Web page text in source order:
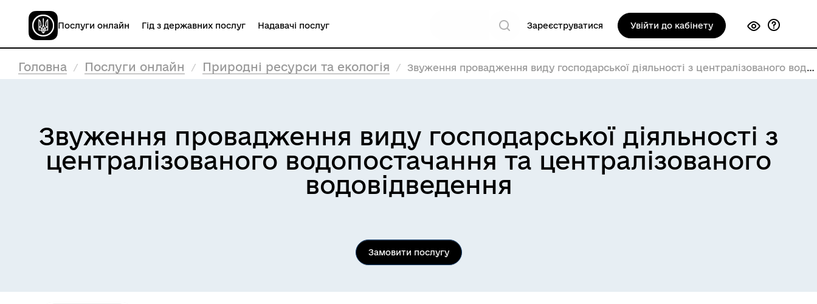
Послуги онлайн Гід з державних послуг Надавачі послуг Зареєструватися Увійти до кабінету
Головна Послуги онлайн Природні ресурси та екологія Звуження провадження виду господарської діяльності з централізованого водопостачання та централізованого водовідведення
Звуження провадження виду господарської діяльності з
централізованого водопостачання та централізованого
водовідведення
Замовити послугу